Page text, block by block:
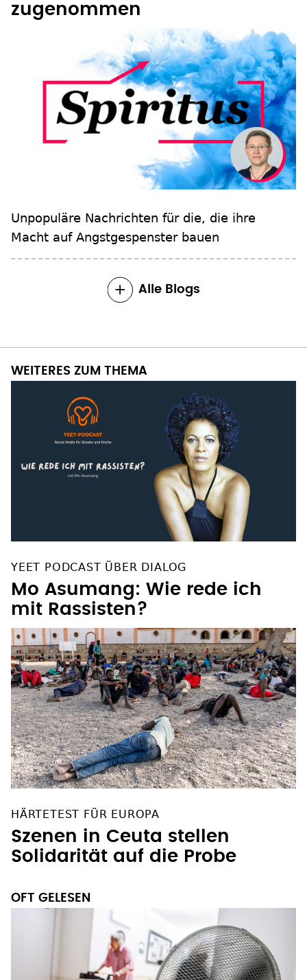
zugenommen
Unpopuläre Nachrichten für die, die ihre
Macht auf Angstgespenster bauen
Alle Blogs
WEITERES ZUM THEMA
YEET PODCAST ÜBER DIALOG
Mo Asumang: Wie rede ich
mit Rassisten?
HÄRTETEST FÜR EUROPA
Szenen in Ceuta stellen
Solidarität auf die Probe
OFT GELESEN